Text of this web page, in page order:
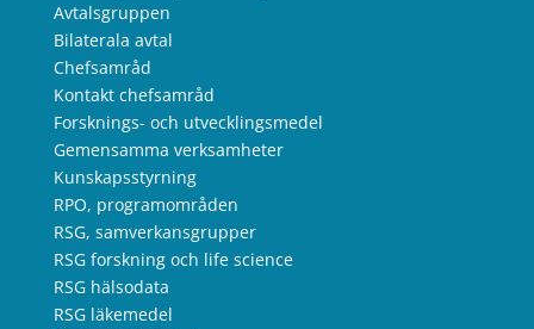
Avtalsgruppen
Bilaterala avtal
Chefsamråd
Kontakt chefsamråd
Forsknings- och utvecklingsmedel
Gemensamma verksamheter
Kunskapsstyrning
RPO, programområden
RSG, samverkansgrupper
RSG forskning och life science
RSG hälsodata
RSG läkemedel